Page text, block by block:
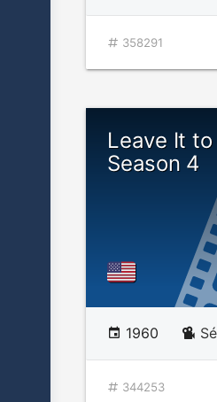
358291
Leave It
Season 4
1960
344253